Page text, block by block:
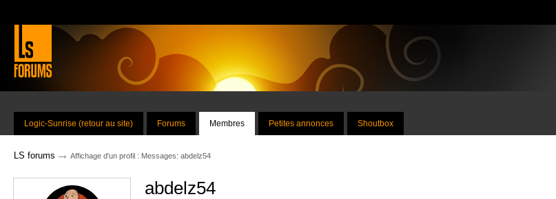
Logic-Sunrise (retour au site) Forums Membres Petites annonces Shoutbox
LS forums → Affichage d'un profil : Messages: abdelz54
abdelz54